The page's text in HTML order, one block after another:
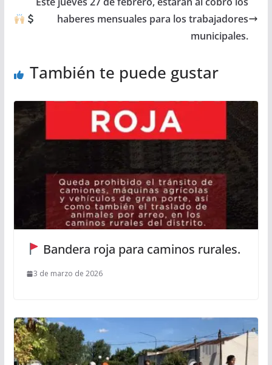
haberes mensuales para los trabajadores
municipales.
También te puede gustar
Bandera roja para caminos rurales.
3 de marzo de 2026